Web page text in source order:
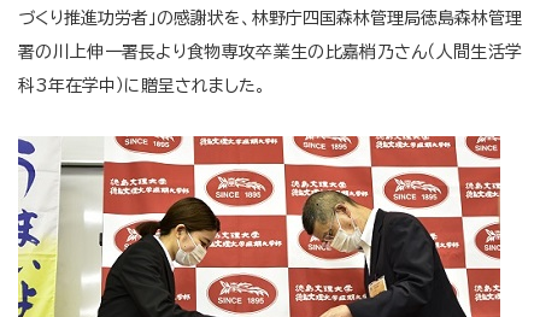
づくり推進功労者」の感謝状を、林野庁四国森林管理局徳島森林管理
署の川上伸一署長より食物専攻卒業生の比嘉梢乃さん（人間生活学
科3年在学中）に贈呈されました。